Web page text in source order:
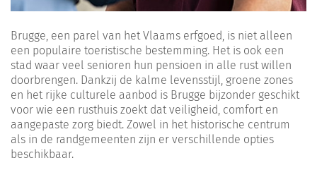
Brugge, een parel van het Vlaams erfgoed, is niet alleen
een populaire toeristische bestemming. Het is ook een
stad waar veel senioren hun pensioen in alle rust willen
doorbrengen. Dankzij de kalme levensstijl, groene zones
en het rijke culturele aanbod is Brugge bijzonder geschikt
voor wie een rusthuis zoekt dat veiligheid, comfort en
aangepaste zorg biedt. Zowel in het historische centrum
als in de randgemeenten zijn er verschillende opties
beschikbaar.